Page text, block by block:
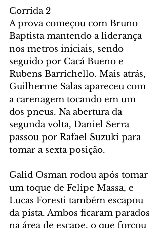
Corrida 2
A prova começou com Bruno
Baptista mantendo a liderança
nos metros iniciais, sendo
seguido por Cacá Bueno e
Rubens Barrichello. Mais atrás,
Guilherme Salas apareceu com
a carenagem tocando em um
dos pneus. Na abertura da
segunda volta, Daniel Serra
passou por Rafael Suzuki para
tomar a sexta posição.
Galid Osman rodou após tomar
um toque de Felipe Massa, e
Lucas Foresti também escapou
da pista. Ambos ficaram parados
na área de escape, o que forçou